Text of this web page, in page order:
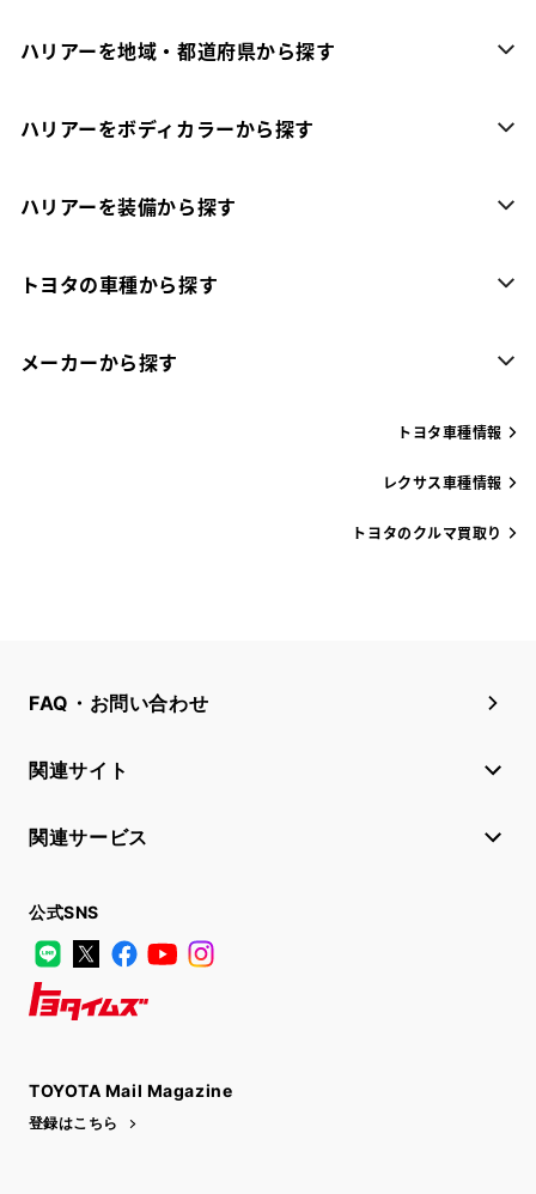
ハリアーを地域・都道府県から探す
ハリアーをボディカラーから探す
ハリアーを装備から探す
トヨタの車種から探す
メーカーから探す
トヨタ車種情報
レクサス車種情報
トヨタのクルマ買取り
FAQ・お問い合わせ
関連サイト
関連サービス
公式SNS
LINE
X FacebookYouTube
TOYOTA Mail Magazine
登録はこちら